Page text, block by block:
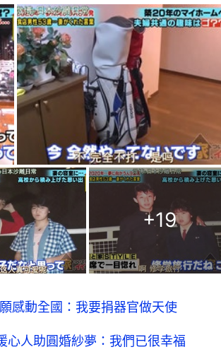
+19
感動全國：我要捐器官做天使
人助圓婚紗夢：我們已很幸福